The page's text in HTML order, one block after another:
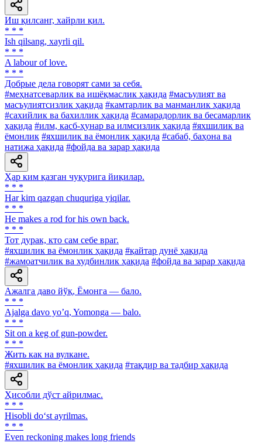
Иш қилсанг, хайрли қил.
* * *
Ish qilsang, xayrli qil.
* * *
A labour of love.
* * *
Добрые дела говорят сами за себя.
#меҳнатсеварлик ва ишёқмаслик ҳақида #масъулият ва
масъулиятсизлик ҳақида #камтарлик ва манманлик ҳақида
#сахийлик ва бахиллик ҳақида #самарадорлик ва бесамарлик
ҳақида #илм, касб-ҳунар ва илмсизлик ҳақида #яхшилик ва
ёмонлик #яхшилик ва ёмонлик ҳақида #сабаб, баҳона ва
натижа ҳақида #фойда ва зарар ҳақида
Ҳар ким қазган чуқурига йиқилар.
* * *
Har kim qazgan chuquriga yiqilar.
* * *
He makes a rod for his own back.
* * *
Тот дурак, кто сам себе враг.
#яхшилик ва ёмонлик ҳақида #қайтар дунё ҳақида
#жамоатчилик ва худбинлик ҳақида #фойда ва зарар ҳақида
Ажалга даво йўқ, Ёмонга — бало.
* * *
Аjalga davo yoʼq, Yomonga — balo.
* * *
Sit on a keg of gun-powder.
* * *
Жить как на вулкане.
#яхшилик ва ёмонлик ҳақида #тақдир ва тадбир ҳақида
Ҳисобли дўст айрилмас.
* * *
Hisobli do‘st ayrilmas.
* * *
Even reckoning makes long friends